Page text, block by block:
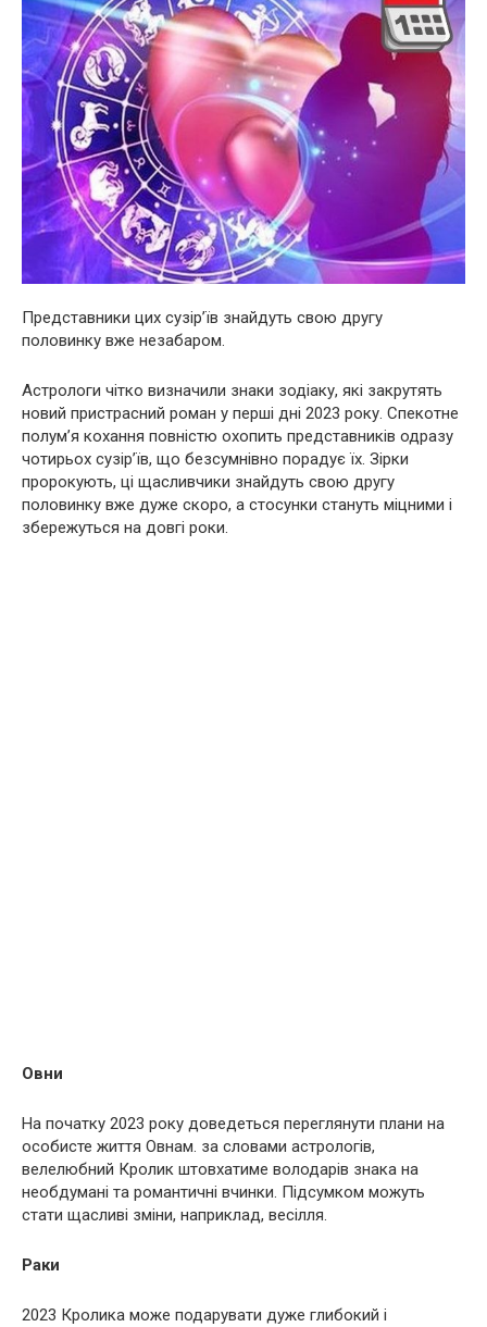
Представники цих сузір’їв знайдуть свою другу
половинку вже незабаром.
Астрологи чітко визначили знаки зодіаку, які закрутять
новий пристрасний роман у перші дні 2023 року. Спекотне
полум’я кохання повністю охопить представників одразу
чотирьох сузір’їв, що безсумнівно порадує їх. Зірки
пророкують, ці щасливчики знайдуть свою другу
половинку вже дуже скоро, а стосунки стануть міцними і
збережуться на довгі роки.
Овни
На початку 2023 року доведеться переглянути плани на
особисте життя Овнам. за словами астрологів,
велелюбний Кролик штовхатиме володарів знака на
необдумані та романтичні вчинки. Підсумком можуть
стати щасливі зміни, наприклад, весілля.
Раки
2023 Кролика може подарувати дуже глибокий і